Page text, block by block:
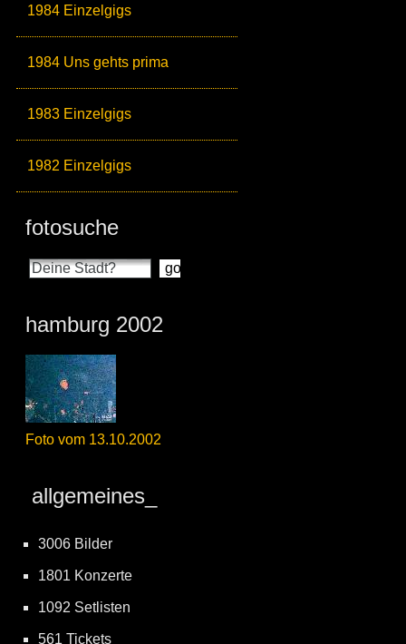
1984 Einzelgigs
1984 Uns gehts prima
1983 Einzelgigs
1982 Einzelgigs
fotosuche
hamburg 2002
Foto vom 13.10.2002
allgemeines_
3006 Bilder
1801 Konzerte
1092 Setlisten
561 Tickets